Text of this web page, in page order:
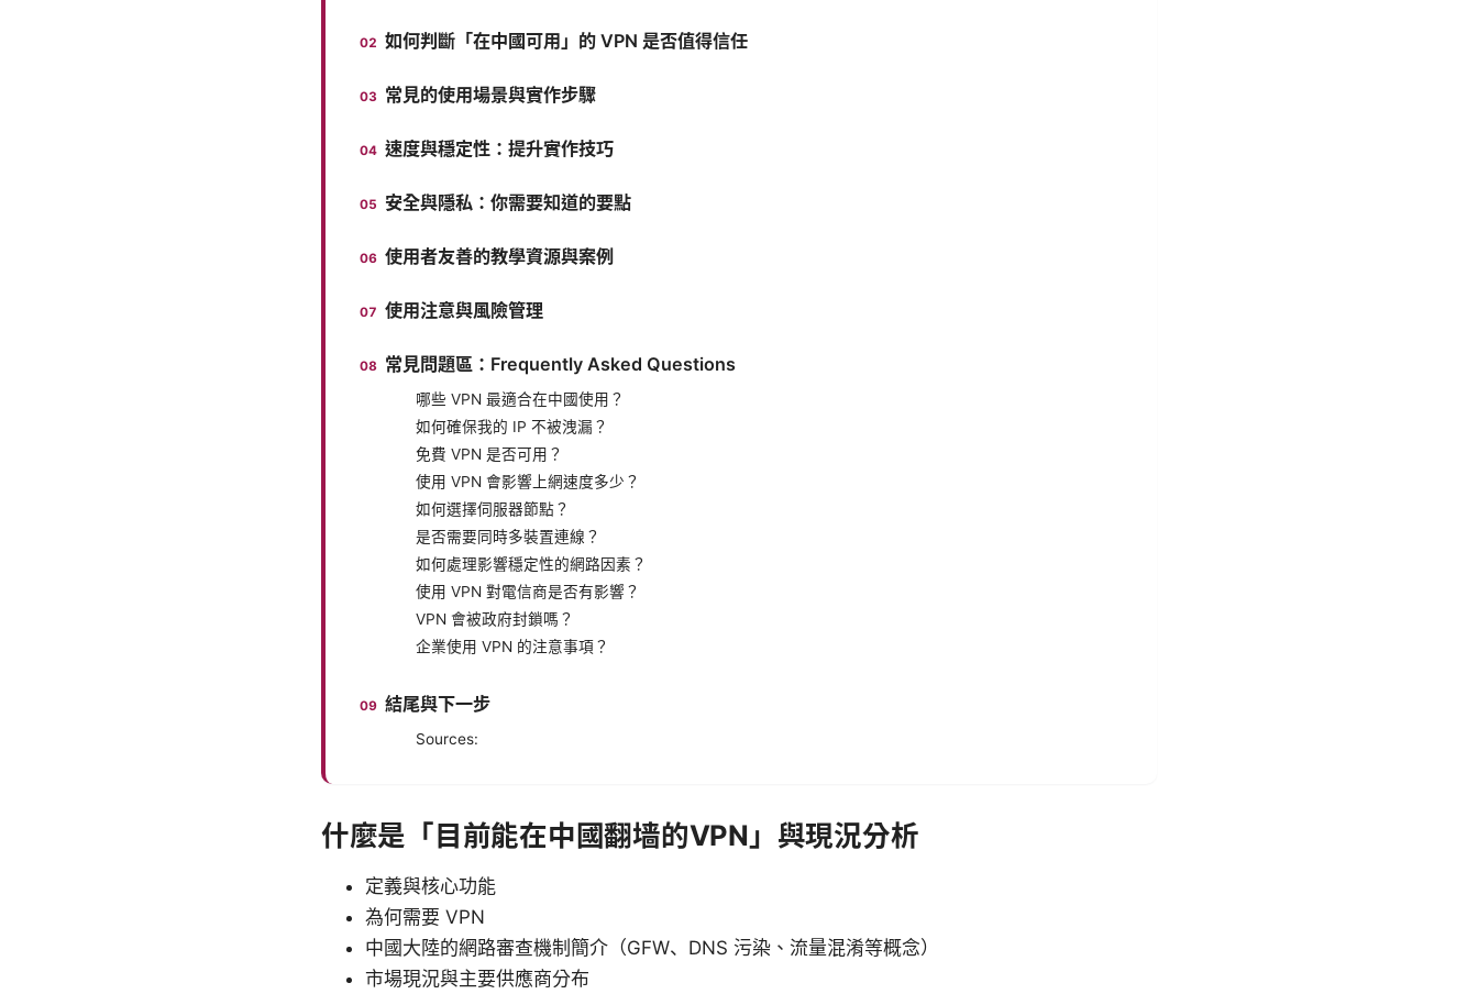
如何判斷「在中國可用」的 VPN 是否值得信任
常見的使用場景與實作步驟
速度與穩定性：提升實作技巧
安全與隱私：你需要知道的要點
使用者友善的教學資源與案例
使用注意與風險管理
常見問題區：Frequently Asked Questions
哪些 VPN 最適合在中國使用？
如何確保我的 IP 不被洩漏？
免費 VPN 是否可用？
使用 VPN 會影響上網速度多少？
如何選擇伺服器節點？
是否需要同時多裝置連線？
如何處理影響穩定性的網路因素？
使用 VPN 對電信商是否有影響？
VPN 會被政府封鎖嗎？
企業使用 VPN 的注意事項？
結尾與下一步
Sources:
什麼是「目前能在中國翻墙的VPN」與現況分析
定義與核心功能
為何需要 VPN
中國大陸的網路審查機制簡介（GFW、DNS 污染、流量混淆等概念）
市場現況與主要供應商分布